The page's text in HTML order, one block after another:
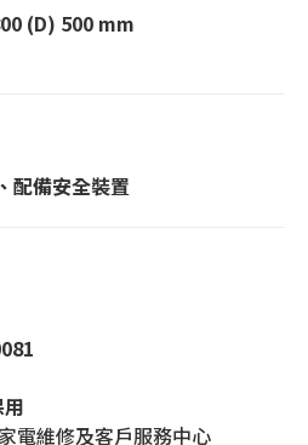
(D) 500 mm
配備安全裝置
電維修及客戶服務中心